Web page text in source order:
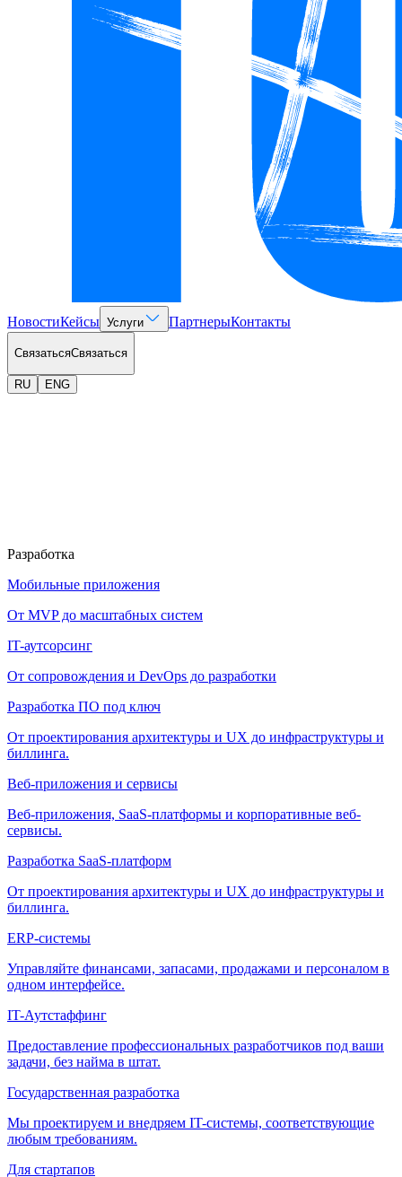
НовостиКейсы Услуги ПартнерыКонтакты
СвязатьсяСвязаться
RU ENG
Разработка
Мобильные приложения
От MVP до масштабных систем
IT-аутсорсинг
От сопровождения и DevOps до разработки
Разработка ПО под ключ
От проектирования архитектуры и UX до инфраструктуры и
биллинга.
Веб-приложения и сервисы
Веб-приложения, SaaS-платформы и корпоративные веб-
сервисы.
Разработка SaaS-платформ
От проектирования архитектуры и UX до инфраструктуры и
биллинга.
ERP-системы
Управляйте финансами, запасами, продажами и персоналом в
одном интерфейсе.
IT-Аутстаффинг
Предоставление профессиональных разработчиков под ваши
задачи, без найма в штат.
Государственная разработка
Мы проектируем и внедряем IT-системы, соответствующие
любым требованиям.
Для стартапов